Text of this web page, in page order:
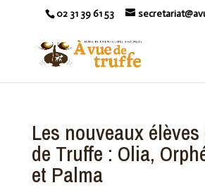
02 31 39 61 53
Les nouveaux élèves
de Truffe : Olia,
et Palma